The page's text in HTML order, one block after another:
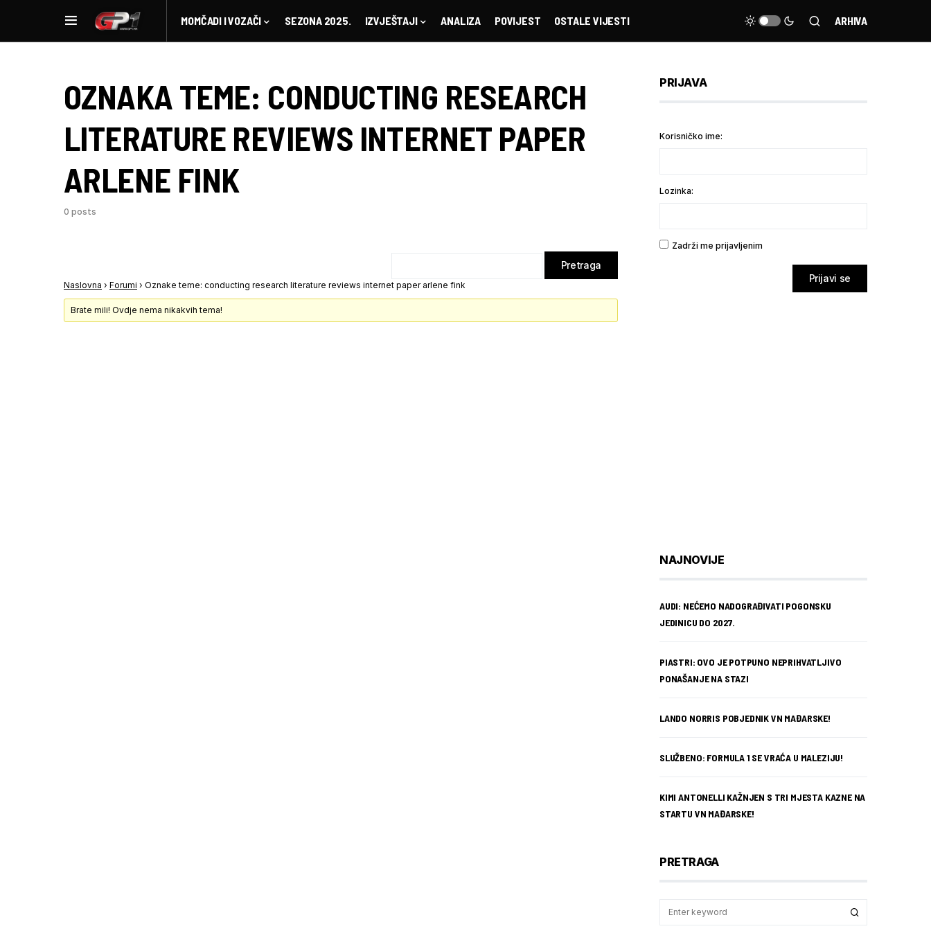
MOMČADI I VOZAČI SEZONA 2025. IZVJEŠTAJI ANALIZA POVIJEST OSTALE VIJESTI ARHIVA
OZNAKA TEME: CONDUCTING RESEARCH
LITERATURE REVIEWS INTERNET PAPER
ARLENE FINK
0 posts
Naslovna › Forumi › Oznake teme: conducting research literature reviews internet paper arlene fink
Brate mili! Ovdje nema nikakvih tema!
PRIJAVA
Korisničko ime:
Lozinka:
Zadrži me prijavljenim
Prijavi se
NAJNOVIJE
AUDI: NEĆEMO NADOGRAĐIVATI POGONSKU
JEDINICU DO 2027.
PIASTRI: OVO JE POTPUNO NEPRIHVATLJIVO
PONAŠANJE NA STAZI
LANDO NORRIS POBJEDNIK VN MAĐARSKE!
SLUŽBENO: FORMULA 1 SE VRAĆA U MALEZIJU!
KIMI ANTONELLI KAŽNJEN S TRI MJESTA KAZNE NA
STARTU VN MAĐARSKE!
PRETRAGA